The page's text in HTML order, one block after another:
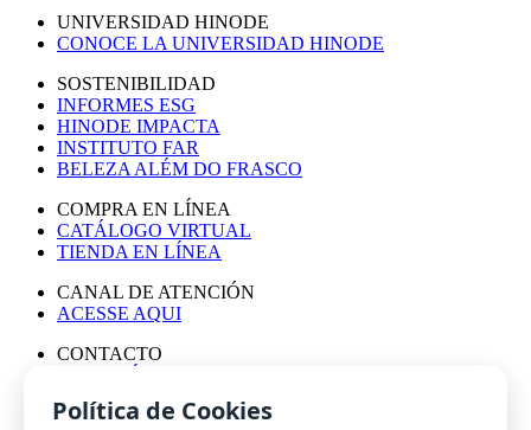
UNIVERSIDAD HINODE
CONOCE LA UNIVERSIDAD HINODE
SOSTENIBILIDAD
INFORMES ESG
HINODE IMPACTA
INSTITUTO FAR
BELEZA ALÉM DO FRASCO
COMPRA EN LÍNEA
CATÁLOGO VIRTUAL
TIENDA EN LÍNEA
CANAL DE ATENCIÓN
ACESSE AQUI
CONTACTO
Política de Cookies